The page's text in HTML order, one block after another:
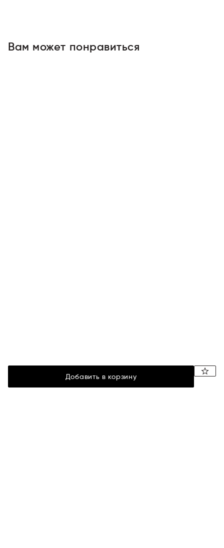
Добавить в корзину
Вам может понравиться